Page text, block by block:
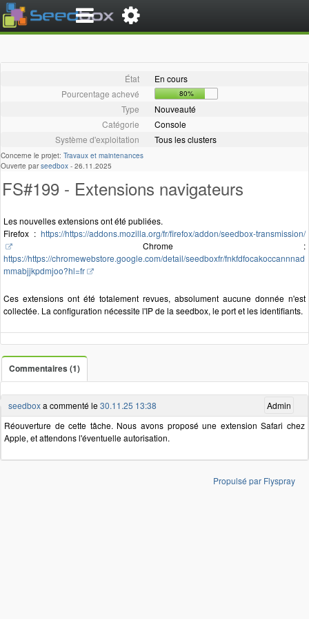
État
En cours
Pourcentage achevé
80%
Type
Nouveauté
Catégorie
Console
Système d'exploitation
Tous les clusters
Concerne le projet: Travaux et maintenances
Ouverte parseedbox - 26.11.2025
FS#199 - Extensions navigateurs
Les nouvelles extensions ont été publiées.
Firefox : https://https://addons.mozilla.org/fr/firefox/addon/seedbox-transmission/
Chrome :
https://https://chromewebstore.google.com/detail/seedboxfr/fnkfdfocakoccannnad
mmabjjkpdmjoo?hl=fr
Ces extensions ont été totalement revues, absolument aucune donnée n'est
collectée. La configuration nécessite l'IP de la seedbox, le port et les identifiants.
Commentaires (1)
Admin
seedboxa commenté le30.11.25 13:38
Réouverture de cette tâche. Nous avons proposé une extension Safari chez
Apple, et attendons l'éventuelle autorisation.
Propulsé par Flyspray